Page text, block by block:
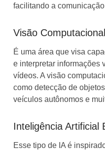
facilitando a
Visão Computacional
É uma área que visa
e interpretar informações
vídeos. A visão
como detecção de
veículos autônomos e
Inteligência Artificial
Esse tipo de IA é